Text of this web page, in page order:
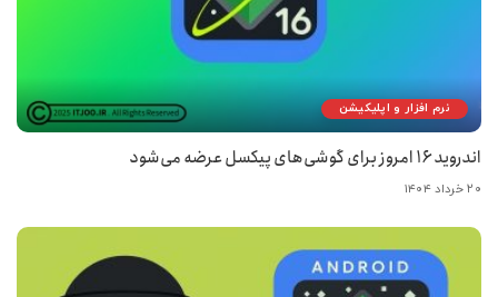
نرم افزار و اپلیکیشن
اندروید ۱۶ امروز برای گوشی‌های پیکسل عرضه می‌شود
۲۰ خرداد ۱۴۰۴